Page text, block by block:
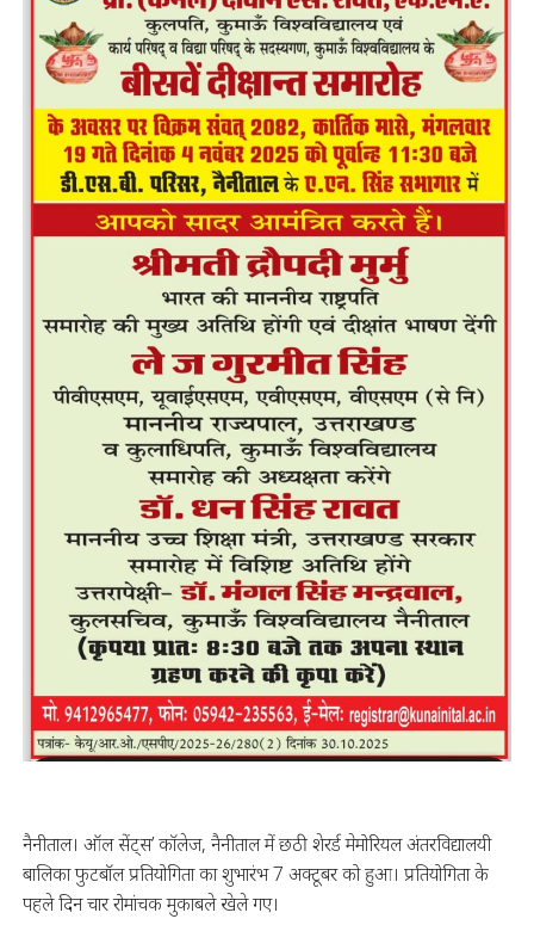
नैनीताल। ऑल सेंट्स’ कॉलेज, नैनीताल में छठी शेरर्ड मेमोरियल अंतरविद्यालयी
बालिका फुटबॉल प्रतियोगिता का शुभारंभ 7 अक्टूबर को हुआ। प्रतियोगिता के
पहले दिन चार रोमांचक मुकाबले खेले गए।